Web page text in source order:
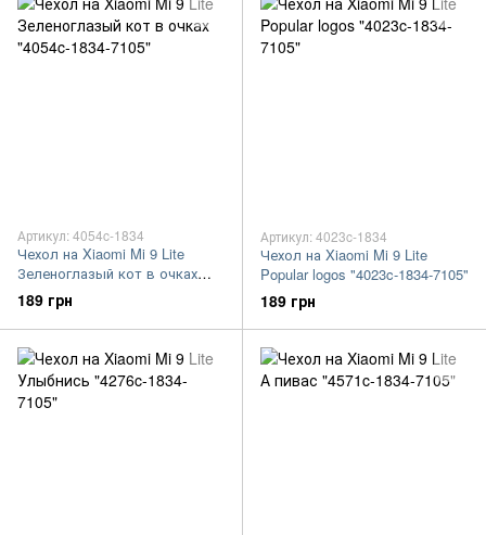
Артикул: 4054c-1834
Чехол на Xiaomi Mi 9 Lite
Зеленоглазый кот в очках
"4054c-1834-7105"
189 грн
Артикул: 4023c-1834
Чехол на Xiaomi Mi 9 Lite
Popular logos "4023c-1834-7105"
189 грн